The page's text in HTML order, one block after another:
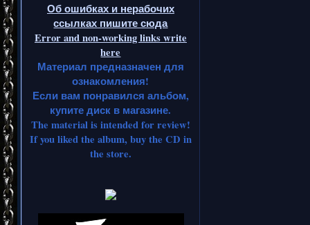
Об ошибках и нерабочих
ссылках пишите сюда
Error and non-working links write
here
Материал предназначен для
ознакомления!
Если вам понравился альбом,
купите диск в магазине.
The material is intended for review!
If you liked the album, buy the CD in
the store.